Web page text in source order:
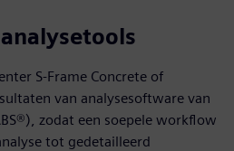
S-Frame Concrete of
van analysesoftware van
zodat een soepele workflow
tot gedetailleerd